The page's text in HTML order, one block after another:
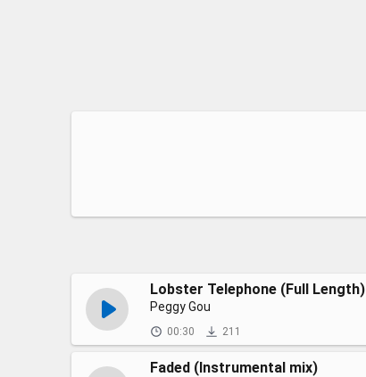
Lobster Telephone (Full Length)
Peggy Gou
00:30 211
Faded (Instrumental mix)